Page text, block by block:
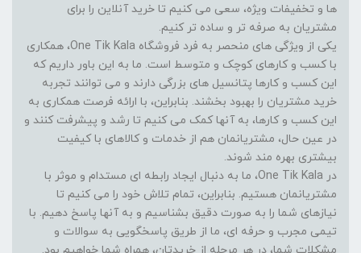
ها و تخفیفات ویژه، سعی می کنیم تا خرید آنلاین را برای
مشتریان به صرفه تر و ساده تر کنیم.
یکی از ویژگی های منحصر به فرد فروشگاه One Tik Kala، همکاری
با کسب و کارهای کوچک و متوسط است. ما به این باور داریم که
این کسب و کارها پتانسیل های بزرگی دارند و می توانند تجربه
خرید مشتریان را بهبود بخشند. بنابراین، با ارائه فرصت همکاری به
این کسب و کارها، به آنها کمک می کنیم تا رشد و پیشرفت کنند و
در عین حال، مشتریانمان هم از خدمات و کالاهای با کیفیت
بیشتری بهره مند شوند.
در One Tik Kala، ما به دنبال ایجاد رابطه ای مستدام و موثر با
مشتریانمان هستیم. بنابراین، تمام تلاش خود را می کنیم تا
نیازهای شما را به صورت دقیق بشناسیم و به آنها پاسخ دهیم. با
تیمی مجرب و حرفه ای، ما از طریق پاسخگویی به سوالات و